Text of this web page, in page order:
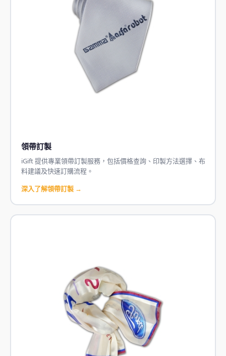
領帶訂製
iGift 提供專業領帶訂製服務，包括價格查詢、印製方法選擇、布
料建議及快速訂購流程。
深入了解領帶訂製 →